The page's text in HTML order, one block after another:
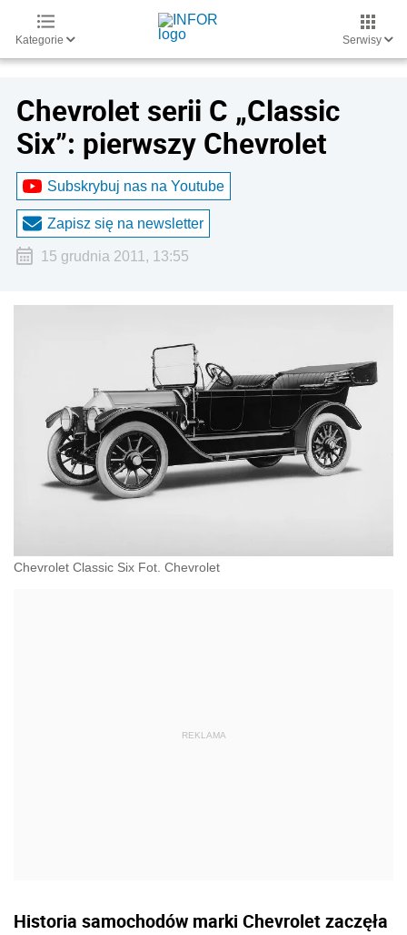
Kategorie Serwisy
Chevrolet serii C „Classic
Six”: pierwszy Chevrolet
Subskrybuj nas na Youtube
Zapisz się na newsletter
15 grudnia 2011, 13:55
Chevrolet Classic Six Fot. Chevrolet
Historia samochodów marki Chevrolet zaczęła